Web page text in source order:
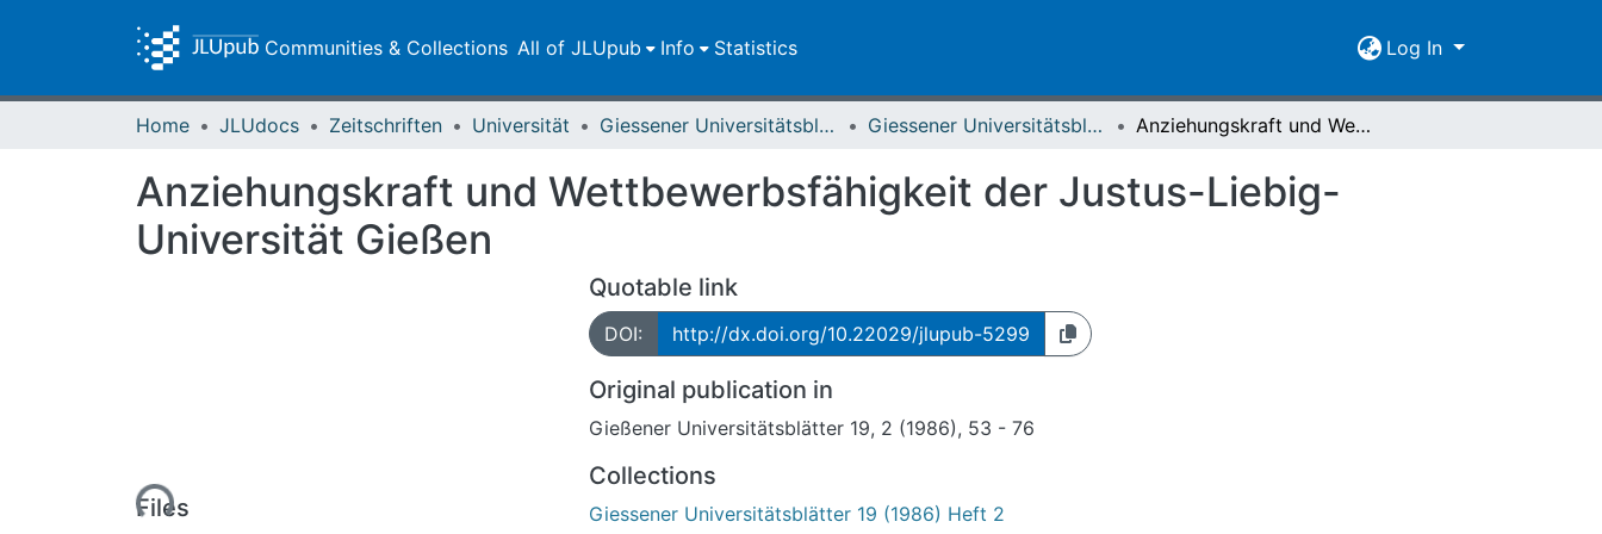
Communities & Collections All of JLUpub Info Statistics Log In
Home JLUdocs Zeitschriften Universität Giessener Universitätsblätter Giessener Universitätsblätter 19 (1986) Heft 2 Anziehungskraft und Wettbewerbsfähigkeit der Justus-Liebig-Universität Gießen
Anziehungskraft und Wettbewerbsfähigkeit der Justus-Liebig-
Universität Gießen
Loading...
Files
Quotable link
DOI: http://dx.doi.org/10.22029/jlupub-5299
Original publication in
Gießener Universitätsblätter 19, 2 (1986), 53 - 76
Collections
Giessener Universitätsblätter 19 (1986) Heft 2